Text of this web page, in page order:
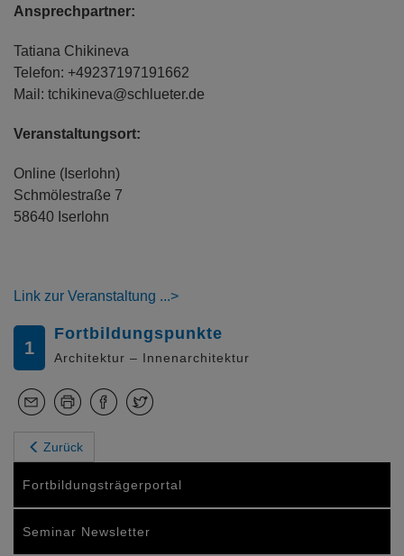
Ansprechpartner:
Tatiana Chikineva
Telefon: +49237197191662
Mail: tchikineva@schlueter.de
Veranstaltungsort:
Online (Iserlohn)
Schmölestraße 7
58640 Iserlohn
Link zur Veranstaltung
1
Fortbildungspunkte
Architektur – Innenarchitektur
Zurück
Fortbildungsträgerportal
Seminar Newsletter